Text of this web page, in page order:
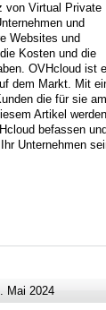
von Virtual Private
und
Websites und
Kosten und die
OVHcloud ist
dem Markt. Mit
die für sie am
Artikel
befassen und
Unternehmen
Mai 2024